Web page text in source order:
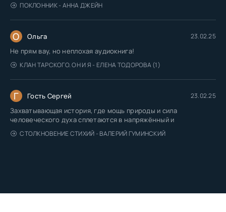
ПОКЛОННИК - АННА ДЖЕЙН
О Ольга 23.02.25
Не прям вау, но неплохая аудиокнига!
КЛАН ТАРСКОГО. ОН И Я - ЕЛЕНА ТОДОРОВА (1)
Г Гость Сергей 23.02.25
Захватывающая история, где мощь природы и сила
человеческого духа сплетаются в напряжённый и
СТОЛКНОВЕНИЕ СТИХИЙ - ВАЛЕРИЙ ГУМИНСКИЙ